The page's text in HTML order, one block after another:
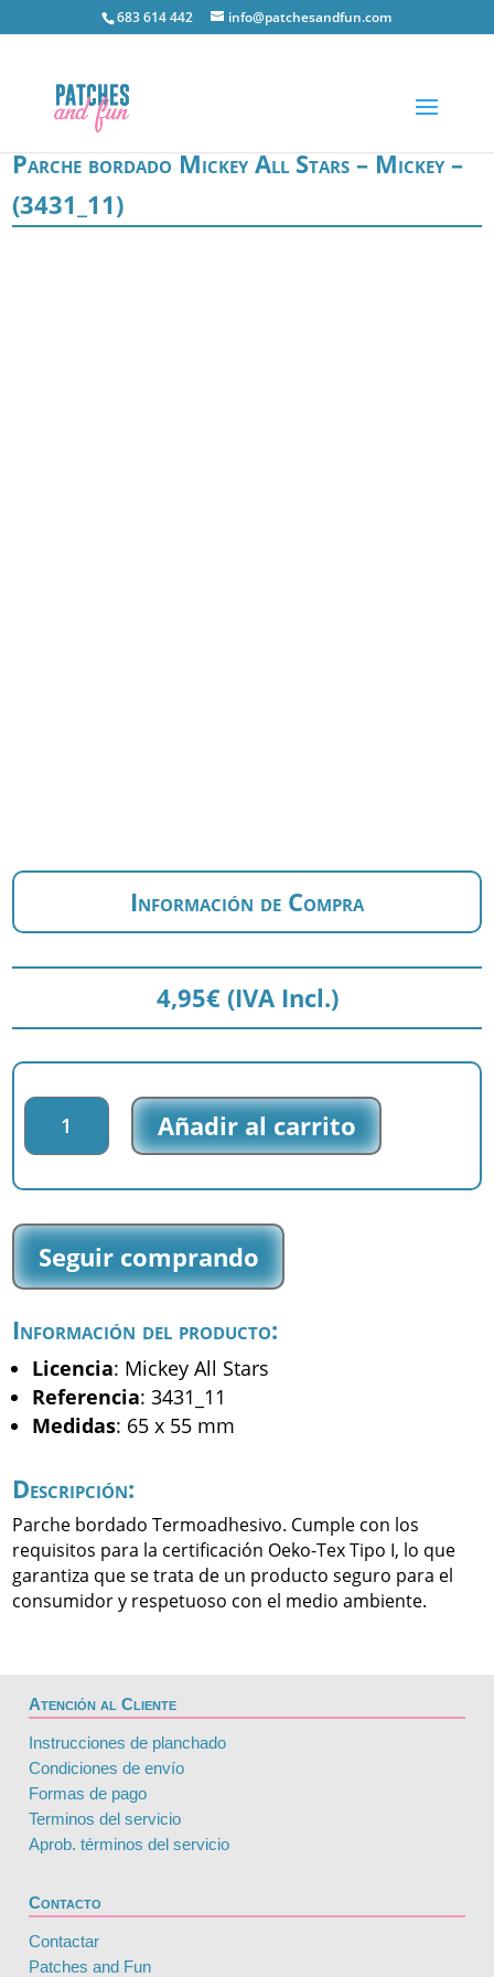
683 614 442 info@patchesandfun.com
Parche bordado Mickey All Stars – Mickey –
(3431_11)
Información de Compra
4,95€ (IVA Incl.)
Parche
bordado
Mickey
All
-
Mickey
-
cantidad
Añadir al carrito
Seguir comprando
Información del producto:
Licencia: Mickey All Stars
Referencia: 3431_11
Medidas: 65 x 55 mm
Descripción:
Parche bordado Termoadhesivo. Cumple con los
requisitos para la certificación Oeko-Tex Tipo I, lo que
garantiza que se trata de un producto seguro para el
consumidor y respetuoso con el medio ambiente.
Atención al Cliente
Instrucciones de planchado
Condiciones de envío
Formas de pago
Terminos del servicio
Aprob. términos del servicio
Contacto
Contactar
Patches and Fun